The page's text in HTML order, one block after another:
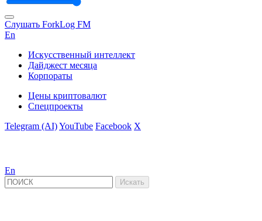
Слушать ForkLog FM
En
Искусственный интеллект
Дайджест месяца
Корпораты
Цены криптовалют
Спецпроекты
Telegram (AI)YouTube Facebook X
En